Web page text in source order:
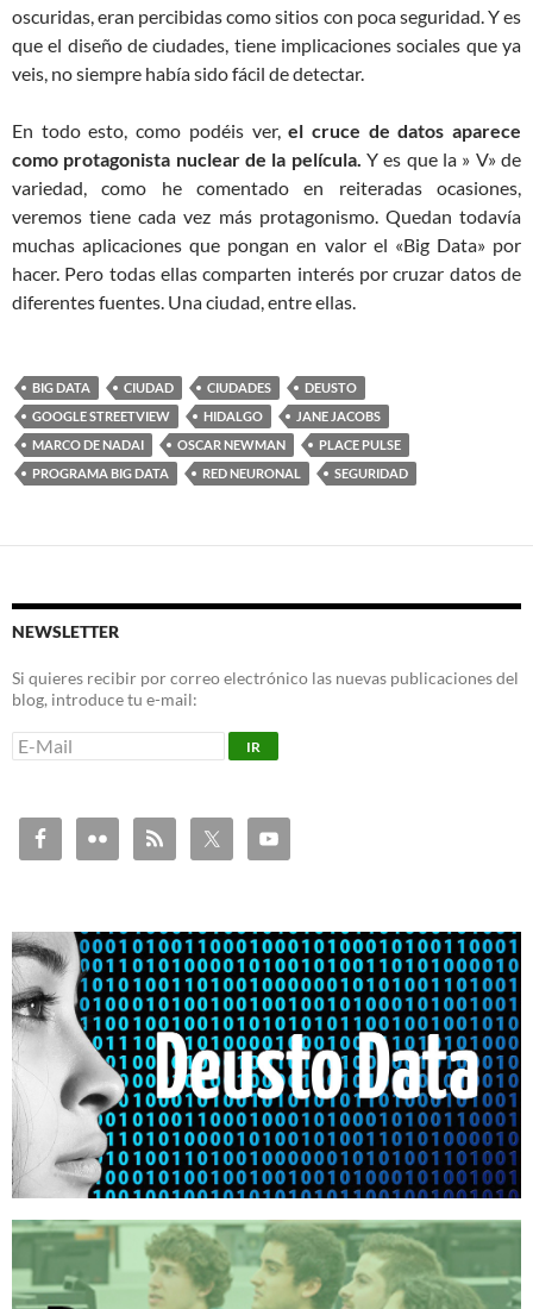
oscuridas, eran percibidas como sitios con poca seguridad. Y es
que el diseño de ciudades, tiene implicaciones sociales que ya
veis, no siempre había sido fácil de detectar.
En todo esto, como podéis ver,el cruce de datos aparece
como protagonista nuclear de la película. Y es que la » V» de
variedad, como he comentado en reiteradas ocasiones,
veremos tiene cada vez más protagonismo. Quedan todavía
muchas aplicaciones que pongan en valor el «Big Data» por
hacer. Pero todas ellas comparten interés por cruzar datos de
diferentes fuentes. Una ciudad, entre ellas.
BIG DATA CIUDAD CIUDADES
DEUSTO
GOOGLE STREETVIEW
HIDALGO
JANE JACOBS
MARCO DE NADAI
OSCAR NEWMAN
PLACE PULSE
PROGRAMA BIG DATA
RED NEURONAL SEGURIDAD
NEWSLETTER
Si quieres recibir por correo electrónico las nuevas publicaciones del
blog, introduce tu e-mail: